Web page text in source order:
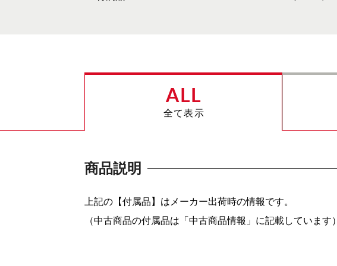
ALL
全て表示
商品説明
上記の【付属品】はメーカー出荷時の情報です。
（中古商品の付属品は「中古商品情報」に記載しています）